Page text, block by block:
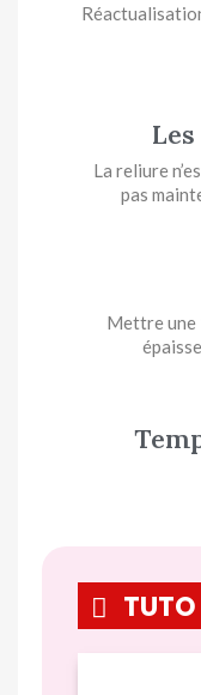
La reliure
pas
Mettre une
TUTO